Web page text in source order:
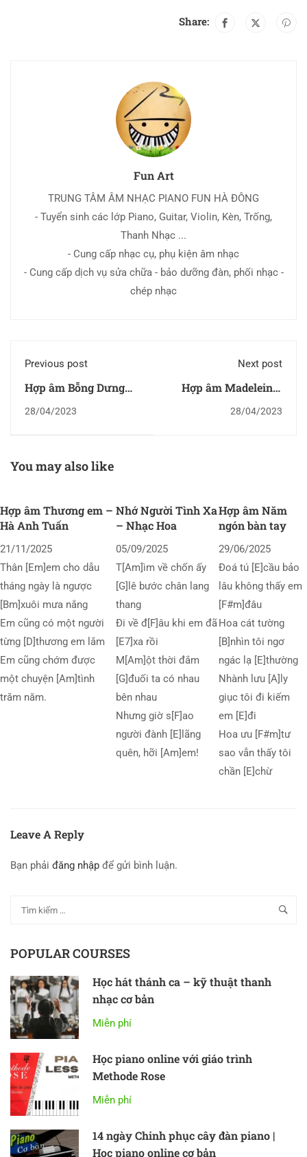
Share:
Fun Art
TRUNG TÂM ÂM NHẠC PIANO FUN HÀ ĐÔNG
- Tuyển sinh các lớp Piano, Guitar, Violin, Kèn, Trống,
Thanh Nhạc ...
- Cung cấp nhạc cụ, phụ kiện âm nhạc
- Cung cấp dịch vụ sửa chữa - bảo dưỡng đàn, phối nhạc -
chép nhạc
Previous post
Hợp âm Bỗng Dưng
28/04/2023
Next post
Hợp âm Madeleine-
28/04/2023
You may also like
Hợp âm Thương em –
Hà Anh Tuấn
21/11/2025
Thân [Em]em cho dẫu
tháng ngày là ngược
[Bm]xuôi mưa nắng
Em cũng có một người
từng [D]thương em lắm
Em cũng chớm được
một chuyện [Am]tình
trăm năm.
Nhớ Người Tình Xa
– Nhạc Hoa
05/09/2025
T[Am]ìm về chốn ấy
[G]lê bước chân lang
thang
Đi về đ[F]âu khi em đã
[E7]xa rồi
M[Am]ột thời đắm
[G]đuối ta có nhau
bên nhau
Nhưng giờ s[F]ao
người đành [E]lãng
quên, hỡi [Am]em!
Hợp âm Năm
ngón bàn tay
29/06/2025
Đoá tú [E]cầu bảo
lâu không thấy em
[F#m]đâu
Hoa cát tường
[B]nhìn tôi ngơ
ngác lạ [E]thường
Nhành lưu [A]ly
giục tôi đi kiếm
em [E]đi
Hoa ưu [F#m]tư
sao vẫn thấy tôi
chần [E]chừ
Leave A Reply
Bạn phải đăng nhập để gửi bình luận.
POPULAR COURSES
Học hát thánh ca – kỹ thuật thanh
nhạc cơ bản
Miễn phí
Học piano online với giáo trình
Methode Rose
Miễn phí
14 ngày Chinh phục cây đàn piano |
Học piano online cơ bản